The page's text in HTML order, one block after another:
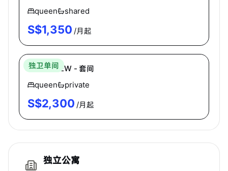
queen
shared
S$1,350 /月起
独卫单间
BOON VIEW - 套间
queen
private
S$2,300 /月起
独立公寓